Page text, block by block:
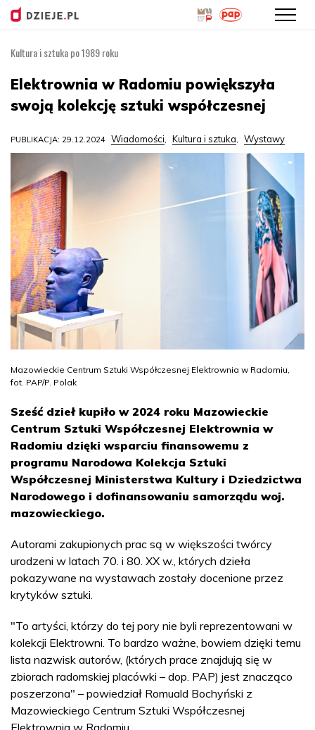
treści
Kultura i sztuka po 1989 roku
Elektrownia w Radomiu powiększyła
swoją kolekcję sztuki współczesnej
PUBLIKACJA: 29.12.2024 Wiadomości, Kultura i sztuka, Wystawy
Mazowieckie Centrum Sztuki Współczesnej Elektrownia w Radomiu,
fot. PAP/P. Polak
Sześć dzieł kupiło w 2024 roku Mazowieckie
Centrum Sztuki Współczesnej Elektrownia w
Radomiu dzięki wsparciu finansowemu z
programu Narodowa Kolekcja Sztuki
Współczesnej Ministerstwa Kultury i Dziedzictwa
Narodowego i dofinansowaniu samorządu woj.
mazowieckiego.
Autorami zakupionych prac są w większości twórcy
urodzeni w latach 70. i 80. XX w., których dzieła
pokazywane na wystawach zostały docenione przez
krytyków sztuki.
"To artyści, którzy do tej pory nie byli reprezentowani w
kolekcji Elektrowni. To bardzo ważne, bowiem dzięki temu
lista nazwisk autorów, (których prace znajdują się w
zbiorach radomskiej placówki – dop. PAP) jest znacząco
poszerzona" – powiedział Romuald Bochyński z
Mazowieckiego Centrum Sztuki Współczesnej
Elektrownia w Radomiu.